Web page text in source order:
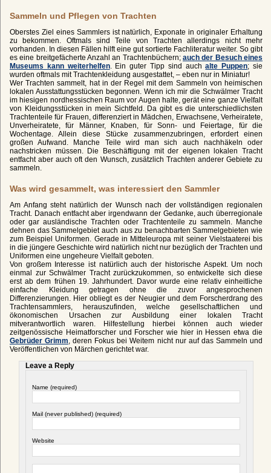
Sammeln und Pflegen von Trachten
Oberstes Ziel eines Sammlers ist natürlich, Exponate in originaler Erhaltung
zu bekommen. Oftmals sind Teile von Trachten allerdings nicht mehr
vorhanden. In diesen Fällen hilft eine gut sortierte Fachliteratur weiter. So gibt
es eine breitgefächerte Anzahl an Trachtenbüchern; auch der Besuch eines
Museums kann weiterhelfen. Ein guter Tipp sind auchalte Puppen; sie
wurden oftmals mit Trachtenkleidung ausgestattet, – eben nur in Miniatur!
Wer Trachten sammelt, hat in der Regel mit dem Sammeln von heimischen
lokalen Ausstattungsstücken begonnen. Wenn ich mir die Schwälmer Tracht
im hiesigen nordhessischen Raum vor Augen halte, gerät eine ganze Vielfalt
von Kleidungsstücken in mein Sichtfeld. Da gibt es die unterschiedlichsten
Trachtenteile für Frauen, differenziert in Mädchen, Erwachsene, Verheiratete,
Unverheiratete, für Männer, Knaben, für Sonn- und Feiertage, für die
Wochentage. Allein diese Stücke zusammenzubringen, erfordert einen
großen Aufwand. Manche Teile wird man sich auch nachhäkeln oder
nachstricken müssen. Die Beschäftigung mit der eigenen lokalen Tracht
entfacht aber auch oft den Wunsch, zusätzlich Trachten anderer Gebiete zu
sammeln.
Was wird gesammelt, was interessiert den Sammler
Am Anfang steht natürlich der Wunsch nach der vollständigen regionalen
Tracht. Danach entfacht aber irgendwann der Gedanke, auch überregionale
oder gar ausländische Trachten oder Trachtenteile zu sammeln. Manche
dehnen das Sammelgebiet auch aus zu benachbarten Sammelgebieten wie
zum Beispiel Uniformen. Gerade in Mitteleuropa mit seiner Vielstaaterei bis
in die jüngere Geschichte wird natürlich nicht nur bezüglich der Trachten und
Uniformen eine ungeheure Vielfalt geboten.
Von großem Interesse ist natürlich auch der historische Aspekt. Um noch
einmal zur Schwälmer Tracht zurückzukommen, so entwickelte sich diese
erst ab dem frühen 19. Jahrhundert. Davor wurde eine relativ einheitliche
einfache Kleidung getragen ohne die zuvor angesprochenen
Differenzierungen. Hier obliegt es der Neugier und dem Forscherdrang des
Trachtensammlers, herauszufinden, welche gesellschaftlichen und
ökonomischen Ursachen zur Ausbildung einer lokalen Tracht
mitverantwortlich waren. Hilfestellung hierbei können auch wieder
zeitgenössische Heimatforscher und Forscher wie hier in Hessen etwa die
Gebrüder Grimm , deren Fokus bei Weitem nicht nur auf das Sammeln und
Veröffentlichen von Märchen gerichtet war.
Leave a Reply
Name (required)
Mail (never published) (required)
Website